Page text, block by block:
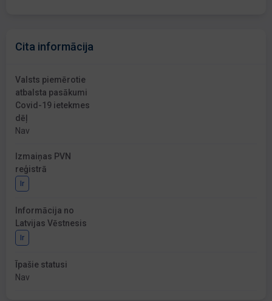
Cita informācija
Valsts piemērotie
atbalsta pasākumi
Covid-19 ietekmes
dēļ
Nav
Izmaiņas PVN
reģistrā
Ir
Informācija no
Latvijas Vēstnesis
Ir
Īpašie statusi
Nav